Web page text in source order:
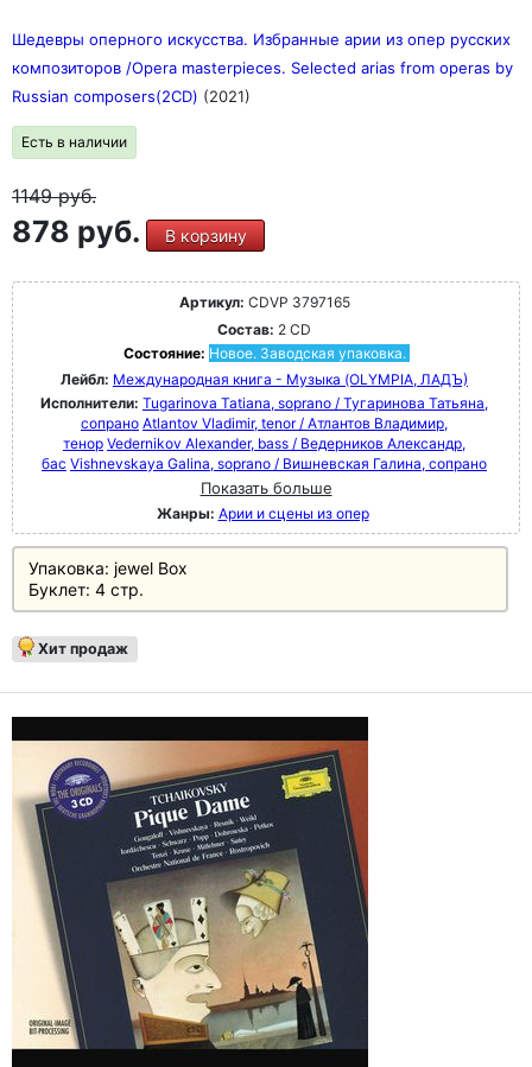
Шедевры оперного искусства. Избранные арии из опер русских
композиторов /Opera masterpieces. Selected arias from operas by
Russian composers(2CD) (2021)
Есть в наличии
1149руб.
878 руб. В корзину
Артикул: CDVP 3797165
Состав: 2 CD
Состояние: Новое. Заводская упаковка.
Лейбл: Международная книга - Музыка (OLYMPIA, ЛАДЪ)
Исполнители: Tugarinova Tatiana, soprano / Тугаринова Татьяна,
сопрано Atlantov Vladimir, tenor / Атлантов Владимир,
тенор Vedernikov Alexander, bass / Ведерников Александр,
бас Vishnevskaya Galina, soprano / Вишневская Галина, сопрано
Показать больше
Жанры: Арии и сцены из опер
Упаковка: jewel Box
Буклет: 4 стр.
Хит продаж